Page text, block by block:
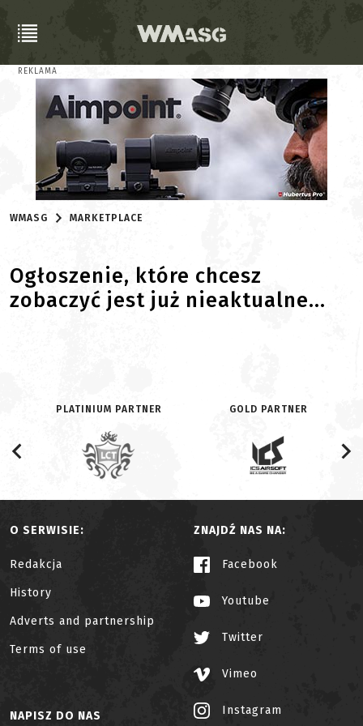
REKLAMA
WMASG MARKETPLACE
Ogłoszenie, które chcesz
zobaczyć jest już nieaktualne...
PLATINIUM PARTNER GOLD PARTNER
O SERWISIE:
Redakcja
History
Adverts and partnership
Terms of use
ZNAJDŹ NAS NA:
Facebook
Youtube
Twitter
Vimeo
Instagram
NAPISZ DO NAS